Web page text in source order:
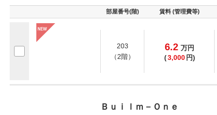
部屋番号(階) 賃料 (管理費等)
203
（2階）
6.2 万円
(3,000 円)
Ｂｕｉｌｍ－Ｏｎｅ